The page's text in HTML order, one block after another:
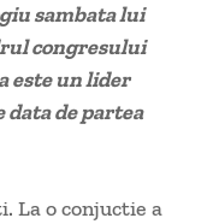
sambata lui
congresului
este un lider
data de partea
La o conjuctie a